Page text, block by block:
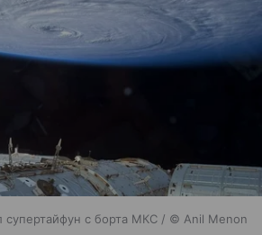
супертайфун с борта МКС / © Anil Menon